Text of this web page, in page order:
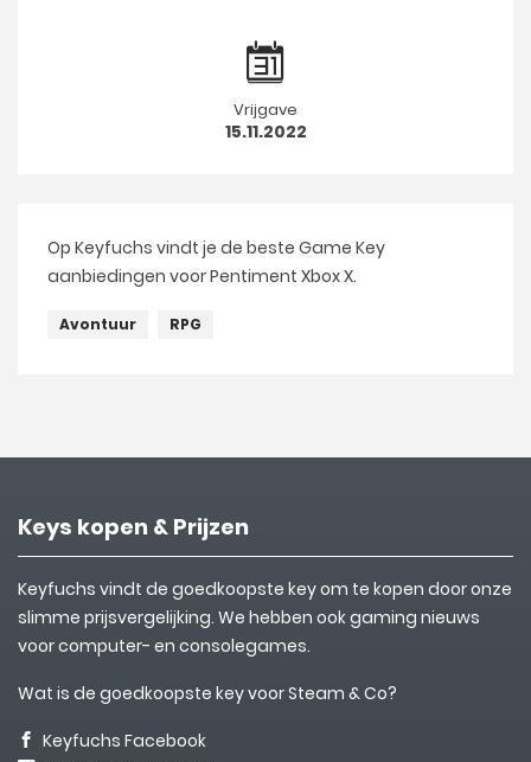
Vrijgave
15.11.2022
Op Keyfuchs vindt je de beste Game Key
aanbiedingen voor Pentiment Xbox X.
Avontuur RPG
Keys kopen & Prijzen
Keyfuchs vindt de goedkoopste key om te kopen door onze
slimme prijsvergelijking. We hebben ook gaming nieuws
voor computer- en consolegames.
Wat is de goedkoopste key voor Steam & Co?
Keyfuchs Facebook